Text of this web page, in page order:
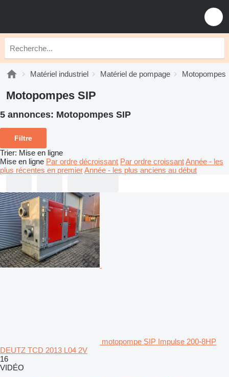
Matériel industriel Matériel de pompage Motopompes
Motopompes SIP
5 annonces: Motopompes SIP
Filtre
Trier: Mise en ligne
Mise en ligne Par ordre décroissant Par ordre croissantAnnée - les
plus récentes en premierAnnée - les plus anciens au début
motopompe SIP Impulse 200-8HP
DEUTZ TCD 2013 L04 2V
16
VIDÉO